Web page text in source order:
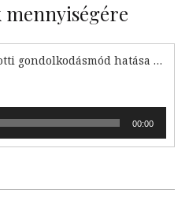
mennyiségére
“3. Az alkalmazotti gondolkodásmód hatása a feladataink mennyiségére”
00:00